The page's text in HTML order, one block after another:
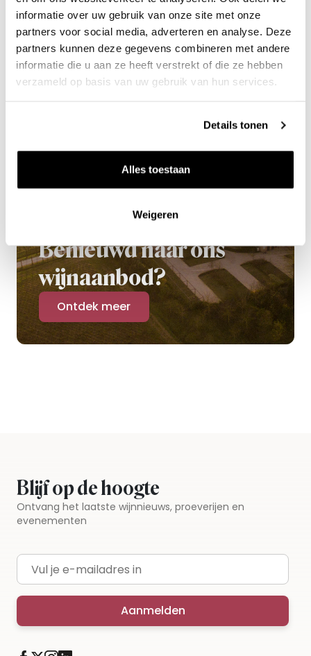
informatie over uw gebruik van onze site met onze
partners voor social media, adverteren en analyse. Deze
partners kunnen deze gegevens combineren met andere
informatie die u aan ze heeft verstrekt of die ze hebben
verzameld op basis van uw gebruik van hun services.
Details tonen
Alles toestaan
Weigeren
pompoen mooi bruin gebakken is.
Benieuwd naar ons
wijnaanbod?
Ontdek meer
Blijf op de hoogte
Ontvang het laatste wijnnieuws, proeverijen en
evenementen
E-mailadres
Aanmelden